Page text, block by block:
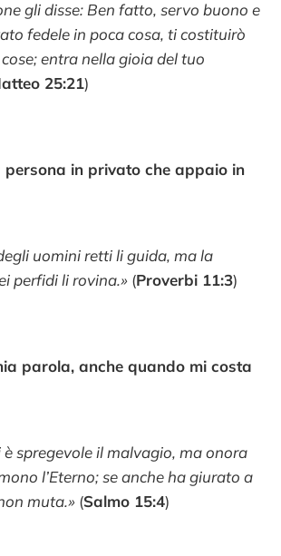
gli disse: Ben fatto, servo buono e
fedele in poca cosa, ti costituirò
entra nella gioia del tuo
25:21)
persona in privato che appaio in
uomini retti li guida, ma la
perfidi li rovina.» (Proverbi 11:3)
parola, anche quando mi costa
è spregevole il malvagio, ma onora
l’Eterno; se anche ha giurato a
muta.» (Salmo 15:4)